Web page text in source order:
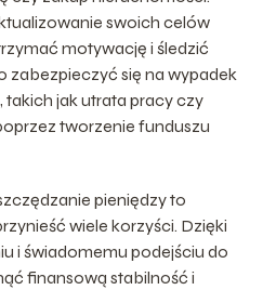
swoich celów
motywację i śledzić
zabezpieczyć się na wypadek
jak utrata pracy czy
tworzenie funduszu
pieniędzy to
wiele korzyści. Dzięki
i świadomemu podejściu do
finansową stabilność i